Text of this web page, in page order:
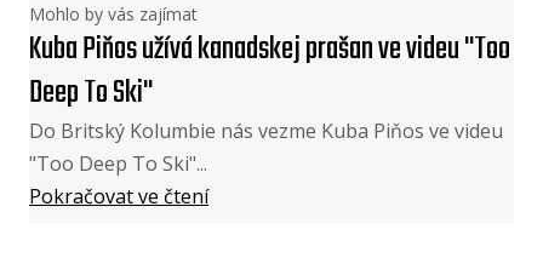
Mohlo by vás zajímat
Kuba Piňos užívá kanadskej prašan ve videu "Too
Deep To Ski"
Do Britský Kolumbie nás vezme Kuba Piňos ve videu
"Too Deep To Ski"...
Pokračovat ve čtení